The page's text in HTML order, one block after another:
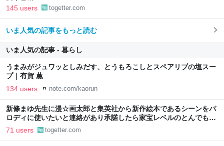
販売見送りに
145 users togetter.com
いま人気の記事をもっと読む
いま人気の記事 - 暮らし
うまみがジュワッとしみだす、とうもろこしとスペアリブの塩スー
プ｜有賀 薫
134 users note.com/kaorun
新條まゆ先生に漫☆画太郎と集英社から新作絵本であるシーンをパ
ロディに使いたいと連絡があり承諾したら家宝レベルのとんでもな
いものが届いた
71 users togetter.com